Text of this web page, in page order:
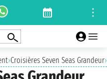
›Croisières Seven Seas Grandeur›